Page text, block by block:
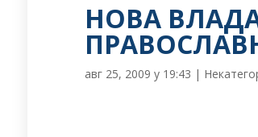
НОВА
авг 25, 2009 у 19:43 |